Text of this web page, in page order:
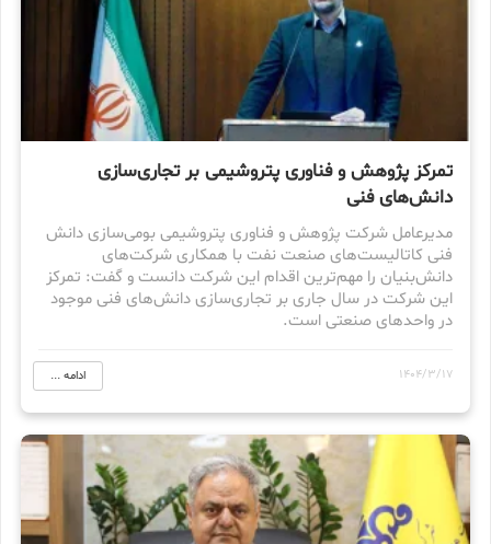
تمرکز پژوهش و فناوری پتروشیمی بر تجاری‌سازی
دانش‌های فنی
مدیرعامل شرکت پژوهش و فناوری پتروشیمی بومی‌سازی دانش
فنی کاتالیست‌های صنعت نفت با همکاری شرکت‌های
دانش‌بنیان‌ را مهم‌ترین اقدام این شرکت دانست و گفت: تمرکز
این شرکت در سال جاری بر تجاری‌سازی دانش‌های فنی‌ موجود
در واحدهای صنعتی است.
1404/3/17 ادامه ...